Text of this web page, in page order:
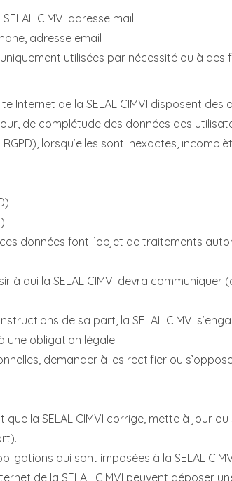
CIMVI adresse mail
adresse email
utilisées par nécessité ou à des
Internet de la SELAL CIMVI disposent des
de complétude des données des
lorsqu’elles sont inexactes,
données font l’objet de traitements
qui la SELAL CIMVI devra communiquer
de sa part, la SELAL CIMVI
une obligation légale.
demander à les rectifier ou
la SELAL CIMVI corrige, mette à jour
qui sont imposées à la SELAL
de la SELAL CIMVI peuvent déposer